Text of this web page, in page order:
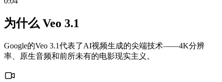
为什么 Veo 3.1
Google的Veo 3.1代表了AI视频生成的尖端技术——4K分辨
率、原生音频和前所未有的电影现实主义。